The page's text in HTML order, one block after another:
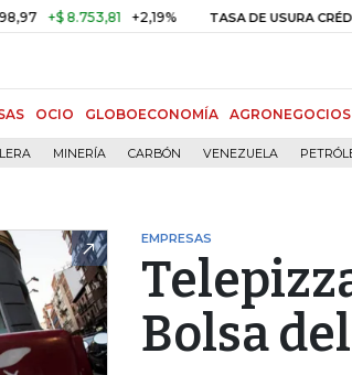
+$ 8.753,81 +2,19% TASA DE USURA CRÉDITO
OCIO GLOBOECONOMÍA AGRONEGOCIOS
MINERÍA CARBÓN VENEZUELA
EMPRESAS
Bolsa